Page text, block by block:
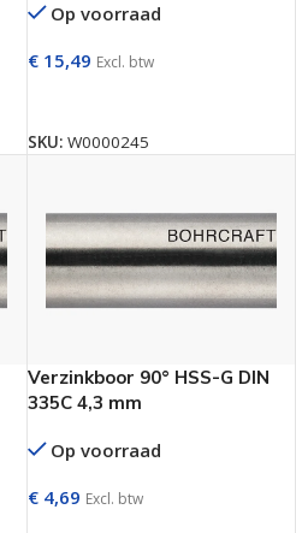
Op voorraad
€15,49 Excl. btw
SKU: W0000245
Verzinkboor 90° HSS-G DIN
335C 4,3 mm
Op voorraad
€4,69 Excl. btw